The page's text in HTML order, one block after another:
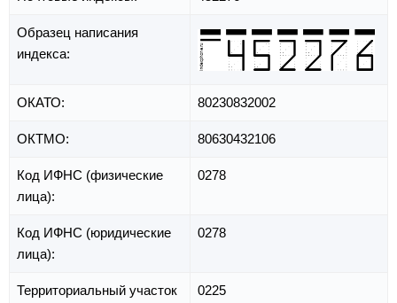
Образец написания
индекса:
ОКАТО: 80230832002
ОКТМО: 80630432106
Код ИФНС (физические
лица):
0278
Код ИФНС (юридические
лица):
0278
Территориальный участок
0225